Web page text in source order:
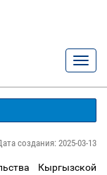
создания: 2025-03-13
Кыргызской